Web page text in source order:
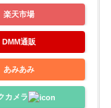
楽天市場
DMM通販
あみあみ
カメラ